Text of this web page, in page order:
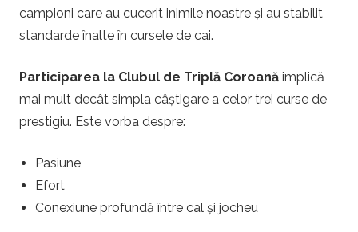
campioni care au cucerit inimile noastre și au stabilit
standarde înalte în cursele de cai.
Participarea la Clubul de Triplă Coroană implică
mai mult decât simpla câștigare a celor trei curse de
prestigiu. Este vorba despre:
Pasiune
Efort
Conexiune profundă între cal și jocheu